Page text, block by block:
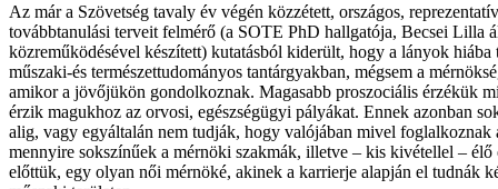
Az már a Szövetség tavaly év végén közzétett, országos,
továbbtanulási terveit felmérő (a SOTE PhD hallgatója, Becsei Lilla
közreműködésével készített) kutatásból kiderült, hogy a lányok hiába
műszaki-és természettudományos tantárgyakban, mégsem a
amikor a jövőjükön gondolkoznak. Magasabb proszociális érzékük
érzik magukhoz az orvosi, egészségügyi pályákat. Ennek azonban
alig, vagy egyáltalán nem tudják, hogy valójában mivel foglalkoznak
mennyire sokszínűek a mérnöki szakmák, illetve – kis kivétellel – élő
előttük, egy olyan női mérnöké, akinek a karrierje alapján el tudnák